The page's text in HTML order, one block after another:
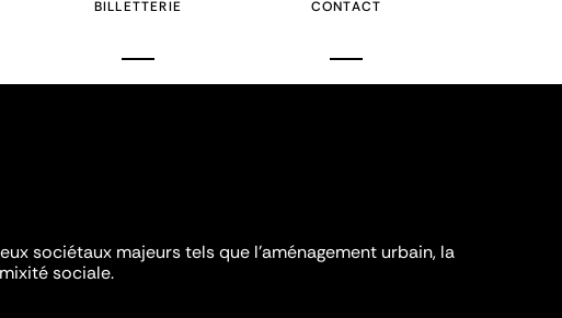
BILLETTERIE CONTACT
sociétaux majeurs tels que l'aménagement urbain, la
sociale.